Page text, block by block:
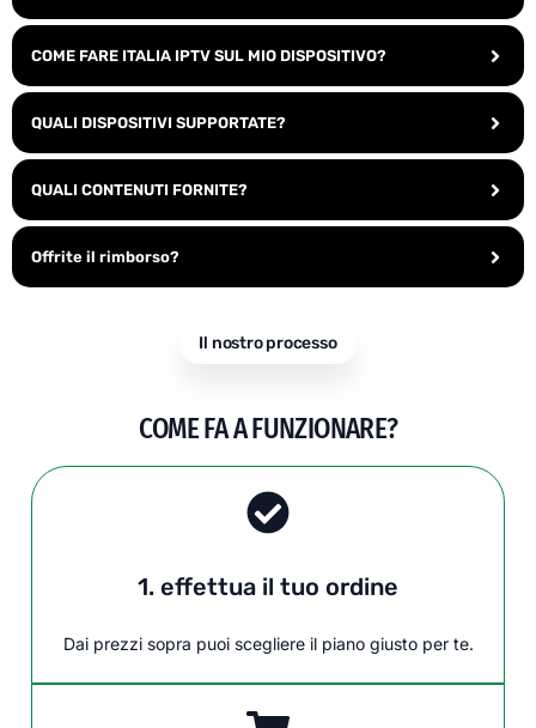
COME FARE ITALIA IPTV SUL MIO DISPOSITIVO?
QUALI DISPOSITIVI SUPPORTATE?
QUALI CONTENUTI FORNITE?
Offrite il rimborso?
Il nostro processo
COME FA A FUNZIONARE?
1. effettua il tuo ordine
Dai prezzi sopra puoi scegliere il piano giusto per te.